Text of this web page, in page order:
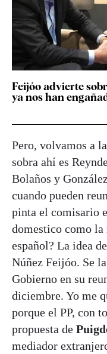
Feijóo advierte
ya nos han
Pero, volvamos a
sobra ahí es
Bolaños y
cuando pueden
pinta el comisario
domestico como
español? La idea
Núñez Feijóo. Se
Gobierno en su
diciembre. Yo me
porque el PP, con
propuesta de
mediador